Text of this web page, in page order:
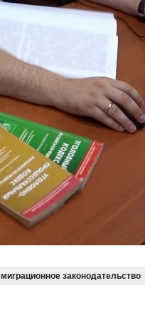
миграционное законодательство